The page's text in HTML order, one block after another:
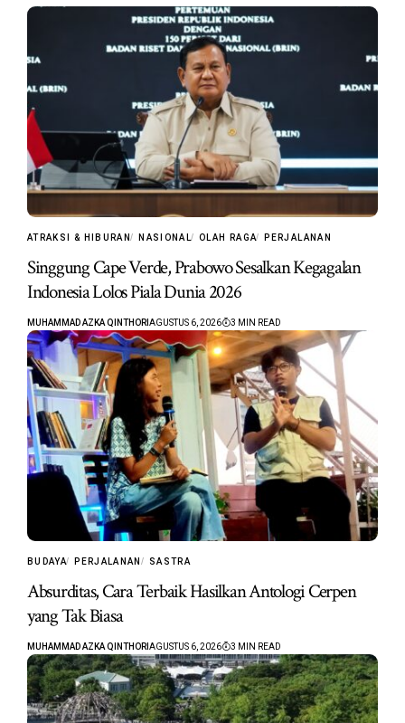
ATRAKSI & HIBURAN NASIONAL OLAH RAGA PERJALANAN
Singgung Cape Verde, Prabowo Sesalkan Kegagalan
Indonesia Lolos Piala Dunia 2026
MUHAMMAD AZKA QINTHORI AGUSTUS 6, 2026 3 MIN READ
BUDAYA PERJALANAN SASTRA
Absurditas, Cara Terbaik Hasilkan Antologi Cerpen
yang Tak Biasa
MUHAMMAD AZKA QINTHORI AGUSTUS 6, 2026 3 MIN READ